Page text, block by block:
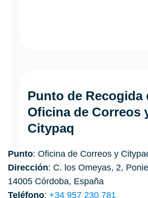
Punto de Recogida
Oficina de Correos
Citypaq
Punto: Oficina de Correos y
Dirección: C. los Omeyas, 2,
14005 Córdoba, España
Teléfono: +34 957 230 781